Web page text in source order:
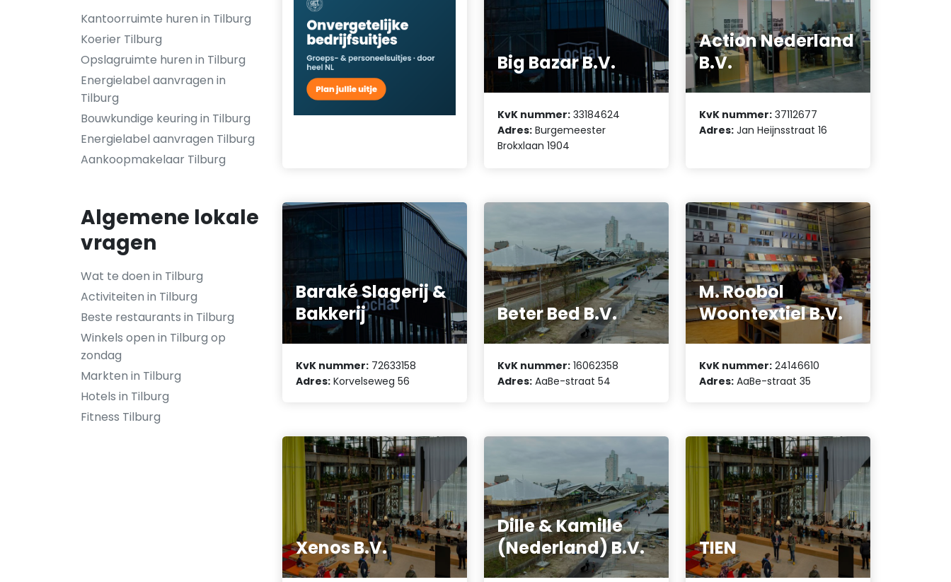
Kantoorruimte huren in Tilburg
Koerier Tilburg
Opslagruimte huren in Tilburg
Energielabel aanvragen in
Tilburg
Bouwkundige keuring in Tilburg
Energielabel aanvragen Tilburg
Aankoopmakelaar Tilburg
Algemene lokale
vragen
Wat te doen in Tilburg
Activiteiten in Tilburg
Beste restaurants in Tilburg
Winkels open in Tilburg op
zondag
Markten in Tilburg
Hotels in Tilburg
Fitness Tilburg
Big Bazar B.V.
KvK nummer: 33184624
Adres: Burgemeester
Brokxlaan 1904
Action Nederland
B.V.
KvK nummer: 37112677
Adres: Jan Heijnsstraat 16
Baraké Slagerij &
Bakkerij
KvK nummer: 72633158
Adres: Korvelseweg 56
Beter Bed B.V.
KvK nummer: 16062358
Adres: AaBe-straat 54
M. Roobol
Woontextiel B.V.
KvK nummer: 24146610
Adres: AaBe-straat 35
Xenos B.V.
Dille & Kamille
(Nederland) B.V.
TIEN